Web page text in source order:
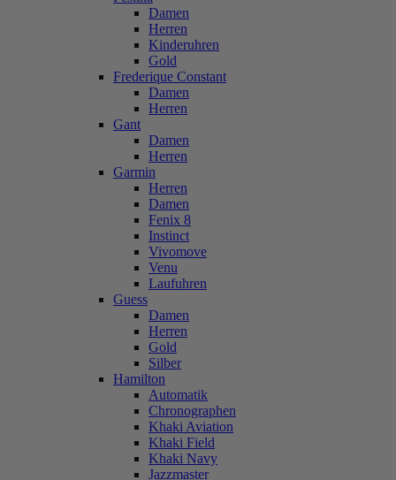
Damen
Herren
Kinderuhren
Gold
Frederique Constant
Damen
Herren
Gant
Damen
Herren
Garmin
Herren
Damen
Fenix 8
Instinct
Vivomove
Venu
Laufuhren
Guess
Damen
Herren
Gold
Silber
Hamilton
Automatik
Chronographen
Khaki Aviation
Khaki Field
Khaki Navy
Jazzmaster